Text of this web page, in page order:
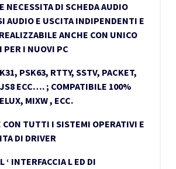
NECESSITA DI SCHEDA AUDIO
AUDIO E USCITA INDIPENDENTI E
ANCHE CON UNICO
PER I NUOVI PC
PSK63, RTTY, SSTV, PACKET,
ECC…. ; COMPATIBILE 100%
MIXW , ECC.
CON TUTTI I SISTEMI OPERATIVI E
DI DRIVER
‘ INTERFACCIA L ED DI